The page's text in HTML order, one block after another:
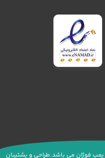
فوژان می باشد.طراحی و پشتیبان